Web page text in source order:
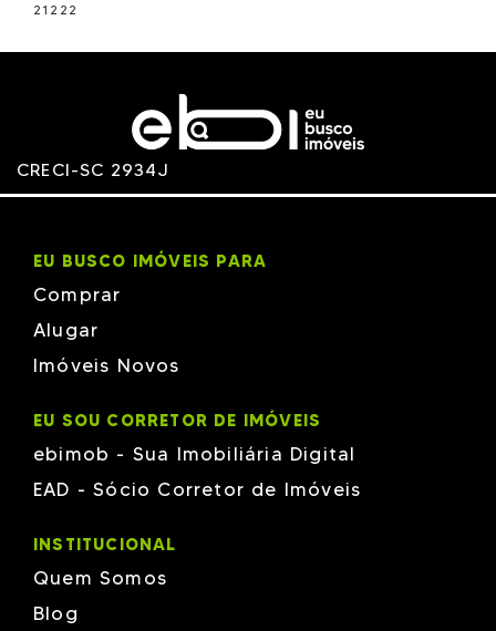
21222
CRECI-SC 2934J
EU BUSCO IMÓVEIS PARA
Comprar
Alugar
Imóveis Novos
EU SOU CORRETOR DE IMÓVEIS
ebimob - Sua Imobiliária Digital
EAD - Sócio Corretor de Imóveis
INSTITUCIONAL
Quem Somos
Blog